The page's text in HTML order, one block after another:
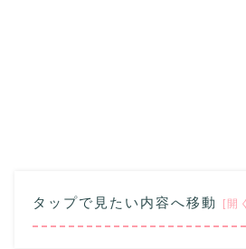
タップで見たい内容へ移動